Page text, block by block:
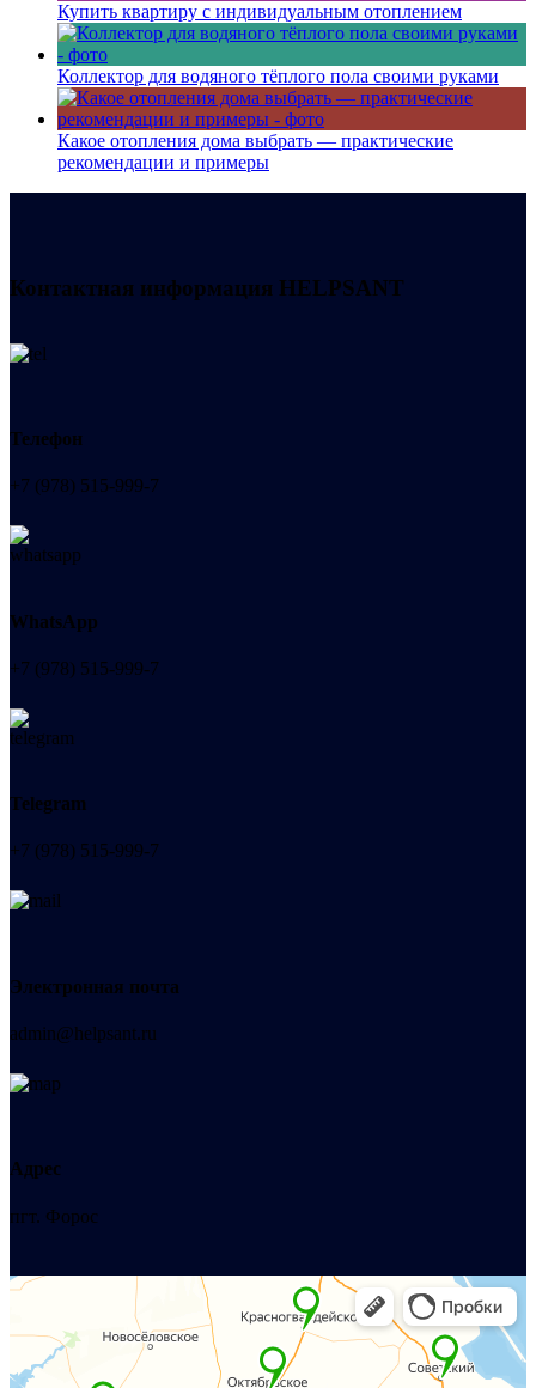
Купить квартиру с индивидуальным отоплением
Коллектор для водяного тёплого пола своими руками
Какое отопления дома выбрать — практические
рекомендации и примеры
Контактная информация HELPSANT
Телефон
+7 (978) 515-999-7
WhatsApp
+7 (978) 515-999-7
Telegram
+7 (978) 515-999-7
Электронная почта
admin@helpsant.ru
Адрес
пгт. Форос